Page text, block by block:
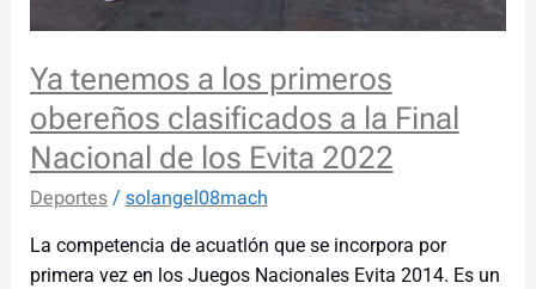
Ya tenemos a los primeros
obereños clasificados a la Final
Nacional de los Evita 2022
Deportes/ solangel08mach
La competencia de acuatlón que se incorpora por
primera vez en los Juegos Nacionales Evita 2014. Es un
Evita
2022